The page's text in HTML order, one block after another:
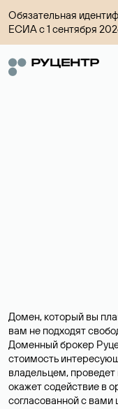
Обязательная
ЕСИА с 1 сентября
Домен, который вы
вам не подходят
Доменный брокер
стоимость
владельцем,
окажет содействие в
согласованной с вами